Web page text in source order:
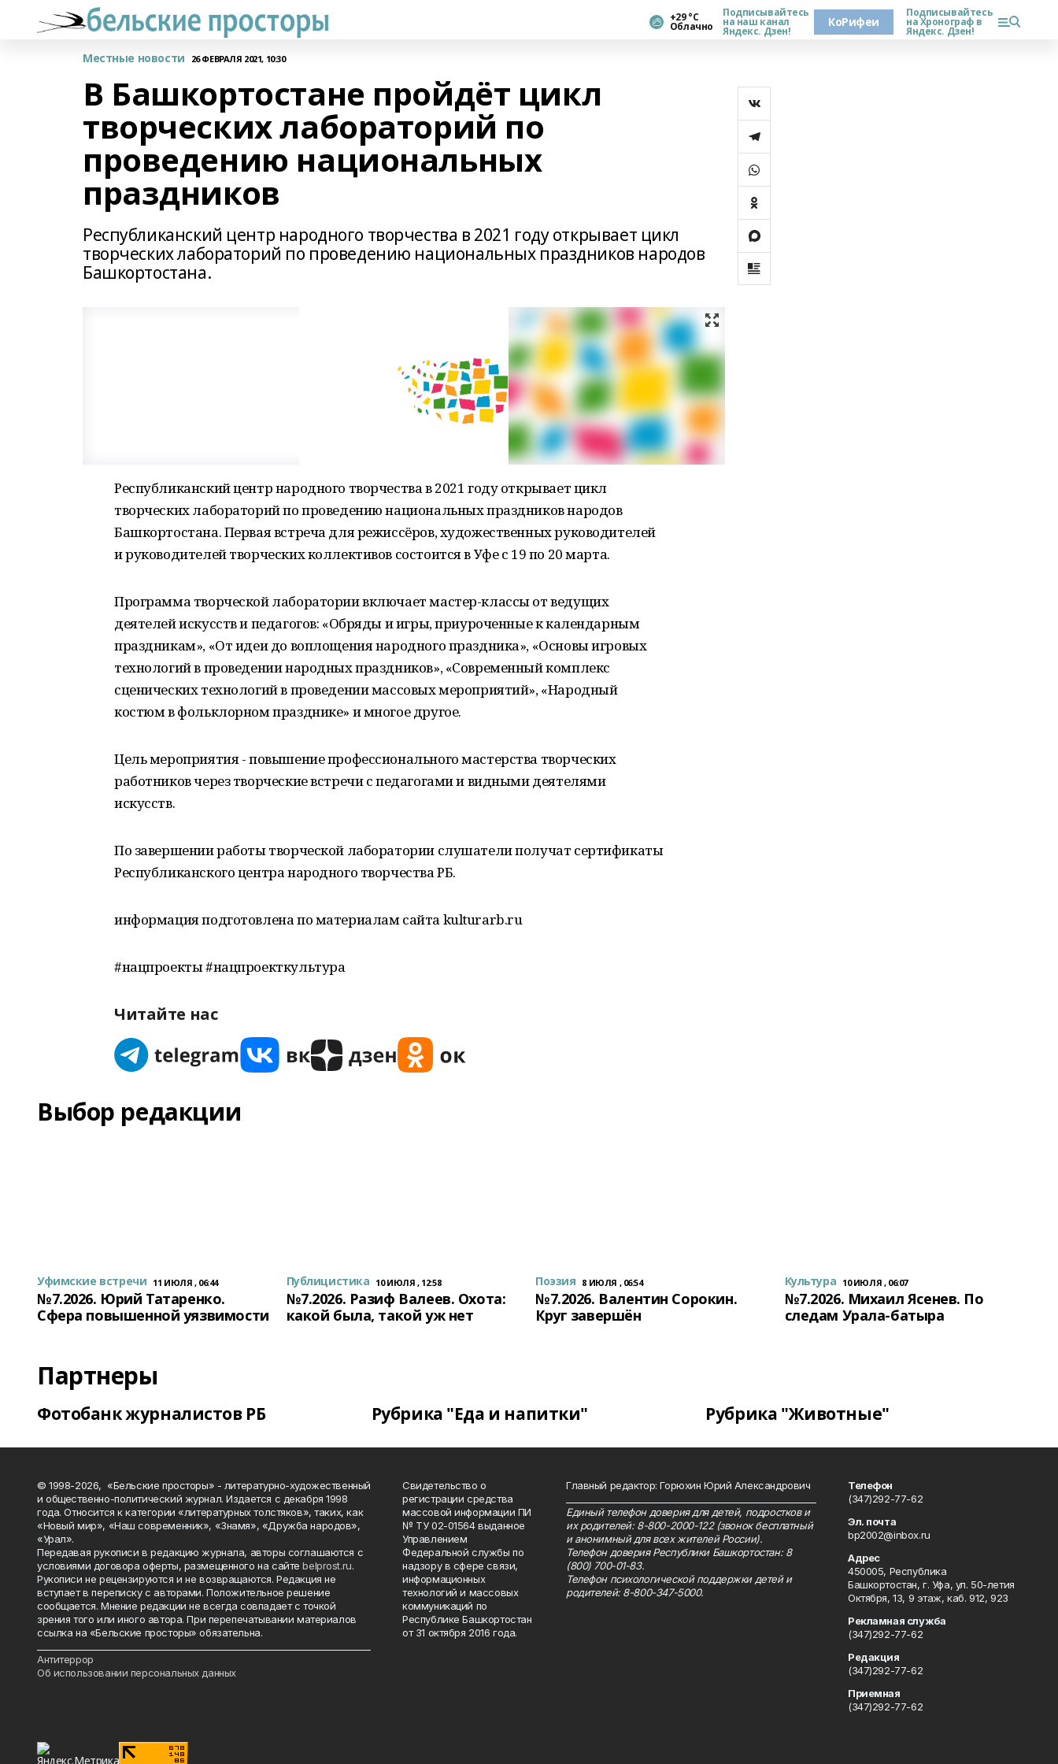
+29 °С
Облачно
Подписывайтесь
на наш канал
Яндекс. Дзен!
КоРифеи
Подписывайтесь
на Хронограф в
Яндекс. Дзен!
Местные новости 26 ФЕВРАЛЯ 2021, 10:30
В Башкортостане пройдёт цикл
творческих лабораторий по
проведению национальных
праздников
Республиканский центр народного творчества в 2021 году открывает цикл
творческих лабораторий по проведению национальных праздников народов
Башкортостана.
Республиканский центр народного творчества в 2021 году открывает цикл
творческих лабораторий по проведению национальных праздников народов
Башкортостана. Первая встреча для режиссёров, художественных руководителей
и руководителей творческих коллективов состоится в Уфе с 19 по 20 марта.
Программа творческой лаборатории включает мастер-классы от ведущих
деятелей искусств и педагогов: «Обряды и игры, приуроченные к календарным
праздникам», «От идеи до воплощения народного праздника», «Основы игровых
технологий в проведении народных праздников», «Современный комплекс
сценических технологий в проведении массовых мероприятий», «Народный
костюм в фольклорном празднике» и многое другое.
Цель мероприятия - повышение профессионального мастерства творческих
работников через творческие встречи с педагогами и видными деятелями
искусств.
По завершении работы творческой лаборатории слушатели получат сертификаты
Республиканского центра народного творчества РБ.
информация подготовлена по материалам сайта kulturarb.ru
#нацпроекты #нацпроекткультура
Читайте нас
Выбор редакции
Уфимские встречи 11 ИЮЛЯ , 06:44
№7.2026. Юрий Татаренко.
Сфера повышенной уязвимости
Публицистика 10 ИЮЛЯ , 12:58
№7.2026. Разиф Валеев. Охота:
какой была, такой уж нет
Поэзия 8 ИЮЛЯ , 06:54
№7.2026. Валентин Сорокин.
Круг завершён
Культура 10 ИЮЛЯ , 06:07
№7.2026. Михаил Ясенев. По
следам Урала-батыра
Партнеры
Фотобанк журналистов РБ Рубрика "Еда и напитки" Рубрика "Животные"
© 1998-2026, «Бельские просторы» - литературно-художественный
и общественно-политический журнал. Издается с декабря 1998
года. Относится к категории «литературных толстяков», таких, как
«Новый мир», «Наш современник», «Знамя», «Дружба народов»,
«Урал».
Передавая рукописи в редакцию журнала, авторы соглашаются с
условиями договора оферты, размещенного на сайтеbelprost.ru.
Рукописи не рецензируются и не возвращаются. Редакция не
вступает в переписку с авторами. Положительное решение
сообщается. Мнение редакции не всегда совпадает с точкой
зрения того или иного автора. При перепечатывании материалов
ссылка на «Бельские просторы» обязательна.
Антитеррор
Об использовании персональных данных
Свидетельство о
регистрации средства
массовой информации ПИ
№ ТУ 02-01564 выданное
Управлением
Федеральной службы по
надзору в сфере связи,
информационных
технологий и массовых
коммуникаций по
Республике Башкортостан
от 31 октября 2016 года.
Главный редактор: Горюхин Юрий Александрович
Единый телефон доверия для детей, подростков и
их родителей: 8-800-2000-122 (звонок бесплатный
и анонимный для всех жителей России).
Телефон доверия Республики Башкортостан: 8
(800) 700-01-83.
Телефон психологической поддержки детей и
родителей: 8-800-347-5000.
Телефон
(347)292-77-62
Эл. почта
bp2002@inbox.ru
Адрес
450005, Республика
Башкортостан, г. Уфа, ул. 50-летия
Октября, 13, 9 этаж, каб. 912, 923
Рекламная служба
(347)292-77-62
Редакция
(347)292-77-62
Приемная
(347)292-77-62